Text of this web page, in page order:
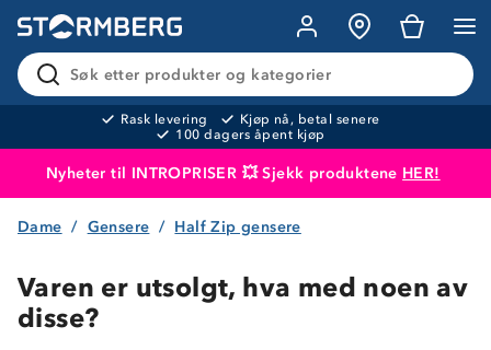
Søk etter produkter og kategorier
Rask levering
Kjøp nå, betal senere
100 dagers åpent kjøp
Nyheter til INTROPRISER 💥 Sjekk produktene HER!
Produktet er lagt i handlekurven
Dame Gensere Half Zip gensere
Varen er utsolgt, hva med noen av
disse?